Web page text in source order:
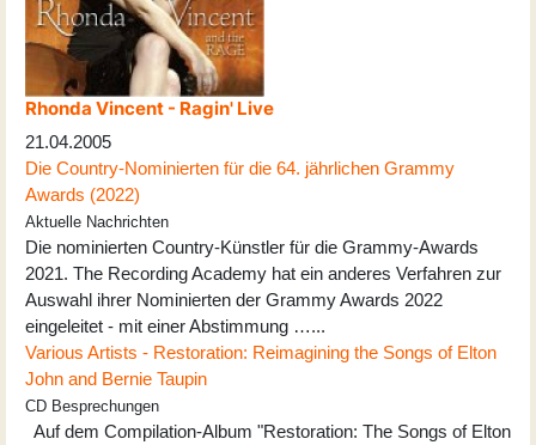
Rhonda Vincent - Ragin' Live
21.04.2005
Die Country-Nominierten für die 64. jährlichen Grammy
Awards (2022)
Aktuelle Nachrichten
Die nominierten Country-Künstler für die Grammy-Awards
2021. The Recording Academy hat ein anderes Verfahren zur
Auswahl ihrer Nominierten der Grammy Awards 2022
eingeleitet - mit einer Abstimmung …...
Various Artists - Restoration: Reimagining the Songs of Elton
John and Bernie Taupin
CD Besprechungen
Auf dem Compilation-Album "Restoration: The Songs of Elton